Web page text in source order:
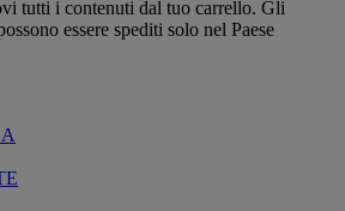
tutti i contenuti dal tuo carrello. Gli
essere spediti solo nel Paese